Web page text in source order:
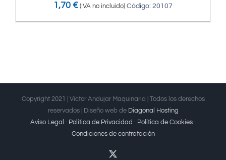
1,70 € (IVA no incluido) Código: 20107
Copyright 2021 | Victor Andujar Maquinaria | Todos los derechos
reservados | Diseño web de Diagonal Hosting
Aviso Legal · Política de Privacidad · Política de Cookies ·
Condiciones de contratación